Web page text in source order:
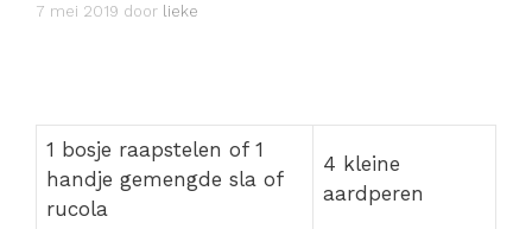
7 mei 2019 door lieke
1 bosje raapstelen of 1
handje gemengde sla of
rucola
4 kleine
aardperen